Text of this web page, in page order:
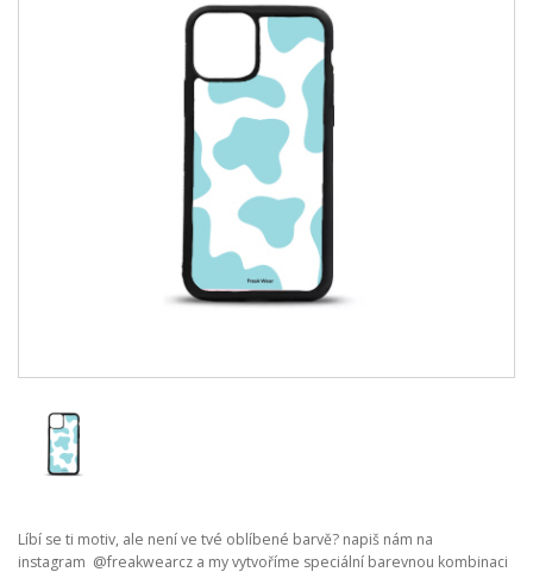
Líbí se ti motiv, ale není ve tvé oblíbené barvě? napiš nám na
instagram @freakwearcz a my vytvoříme speciální barevnou kombinaci